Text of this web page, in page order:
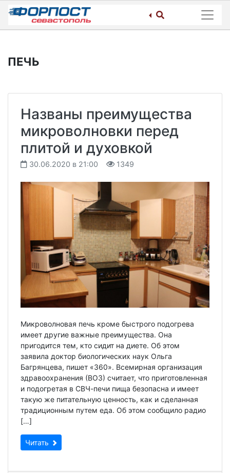
Skip
content
ПЕЧЬ
Названы преимущества
микроволновки перед
плитой и духовкой
30.06.2020 в 21:00 1349
Микроволновая печь кроме быстрого подогрева
имеет другие важные преимущества. Она
пригодится тем, кто сидит на диете. Об этом
заявила доктор биологических наук Ольга
Багрянцева, пишет «360». Всемирная организация
здравоохранения (ВОЗ) считает, что приготовленная
и подогретая в СВЧ-печи пища безопасна и имеет
такую же питательную ценность, как и сделанная
традиционным путем еда. Об этом сообщило радио
[…]
Читать